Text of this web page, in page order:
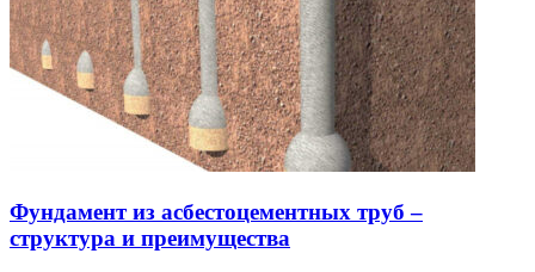
Фундамент из асбестоцементных труб –
структура и преимущества